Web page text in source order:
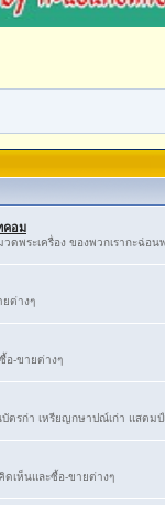
คอม
ดพระเครื่อง ของพวกเรากะฉ่อ
ยต่างๆ
อ-ขายต่างๆ
ตรก่า เหรียญกษาปณ์เก่า แสตมป์
ดเห็น​และ​ซื้อ​-​ขายต่างๆ